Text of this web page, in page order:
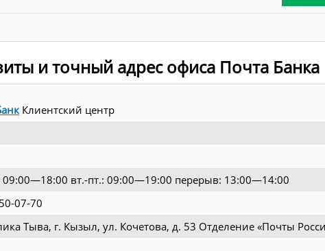
и точный адрес офиса Почта Банка
Клиентский центр
09:00—18:00 вт.-пт.: 09:00—19:00 перерыв: 13:00—14:00
07-70
Тыва, г. Кызыл, ул. Кочетова, д. 53 Отделение «Почты